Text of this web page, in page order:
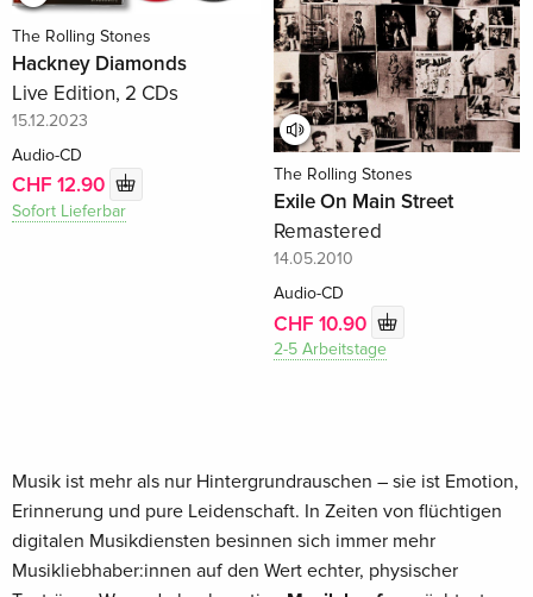
The Rolling Stones
Hackney Diamonds
Live Edition, 2 CDs
15.12.2023
Audio-CD
CHF 12.90
Sofort Lieferbar
The Rolling Stones
Exile On Main Street
Remastered
14.05.2010
Audio-CD
CHF 10.90
2-5 Arbeitstage
Musik ist mehr als nur Hintergrundrauschen – sie ist Emotion,
Erinnerung und pure Leidenschaft. In Zeiten von flüchtigen
digitalen Musikdiensten besinnen sich immer mehr
Musikliebhaber:innen auf den Wert echter, physischer